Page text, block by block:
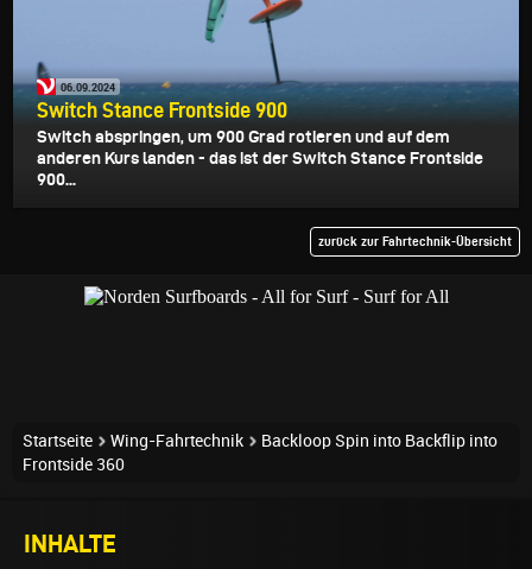
06.09.2024
Switch Stance Frontside 900
Switch abspringen, um 900 Grad rotieren und auf dem
anderen Kurs landen - das ist der Switch Stance Frontside
900...
zurück zur Fahrtechnik-Übersicht
Startseite Wing-Fahrtechnik
Backloop Spin into Backflip into
Frontside 360
INHALTE